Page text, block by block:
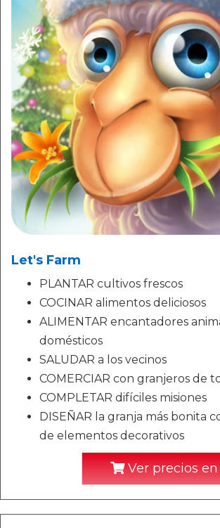
Let's Farm
PLANTAR cultivos frescos
COCINAR alimentos deliciosos
ALIMENTAR encantadores
domésticos
SALUDAR a los vecinos
COMERCIAR con granjeros de
COMPLETAR difíciles misiones
DISEÑAR la granja más bonita
de elementos decorativos
Ver precios